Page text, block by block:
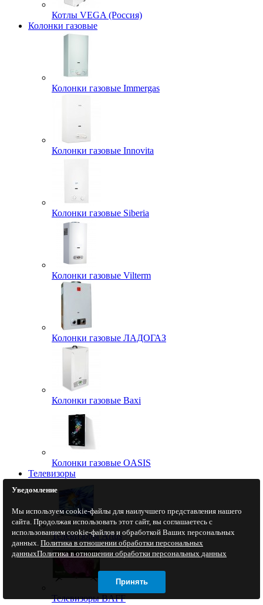
Котлы VEGA (Россия)
Колонки газовые
Колонки газовые Immergas
Колонки газовые Innovita
Колонки газовые Siberia
Колонки газовые Vilterm
Колонки газовые ЛАДОГАЗ
Колонки газовые Baxi
Колонки газовые OASIS
Телевизоры
Телевизоры Artus
Телевизоры BAFF
Уведомление
Мы используем cookie-файлы для наилучшего представления нашего
сайта. Продолжая использовать этот сайт, вы соглашаетесь с
использованием cookie-файлов и обработкой Ваших персональных
данных. Политика в отношении обработки персональных
данныхПолитика в отношении обработки персональных данных
Принять